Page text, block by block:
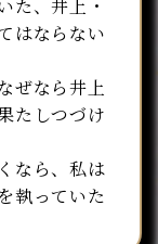
た、井上・
はならない
ぜなら井上
たしつづけ
なら、私は
執っていた